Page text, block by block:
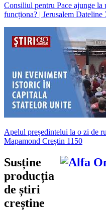
Consiliul pentru Pace ajunge la
funcționa? | Jerusalem Dateline
Apelul președintelui la o zi de
Mapamond Creștin 1150
Susține
producția
de știri
creștine